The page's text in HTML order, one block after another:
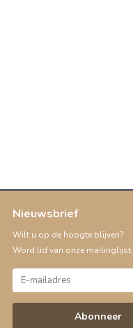
Nieuwsbrief
Wilt u op de hoogte blijven?
Word lid van onze mailinglijst:
Abonneer